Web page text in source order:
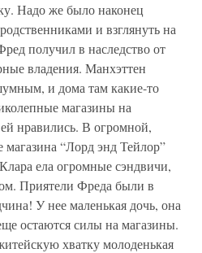
Надо же было наконец
и взглянуть на
получил в наследство от
владения. Манхэттен
и дома там какие-то
магазины на
нравились. В огромной,
“Лорд энд Тейлор”
ела огромные сэндвичи,
Приятели Фреда были в
У нее маленькая дочь, она
остаются силы на магазины.
хватку молоденькая